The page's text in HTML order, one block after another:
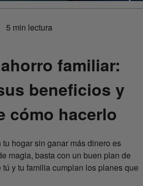
5 min lectura
familiar:
beneficios y
cómo hacerlo
tu hogar sin ganar más dinero es
magia, basta con un buen plan de
y tu familia cumplan los planes que